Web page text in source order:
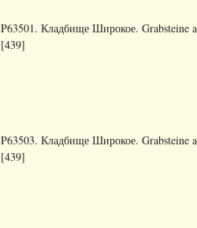
P63501. Кладбище Широкое. Grabsteine
[439]
P63503. Кладбище Широкое. Grabsteine
[439]